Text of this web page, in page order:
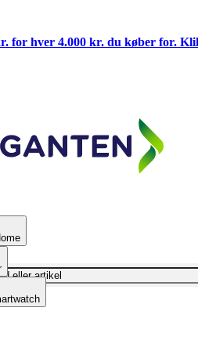
for hver 4.000 kr. du køber for.